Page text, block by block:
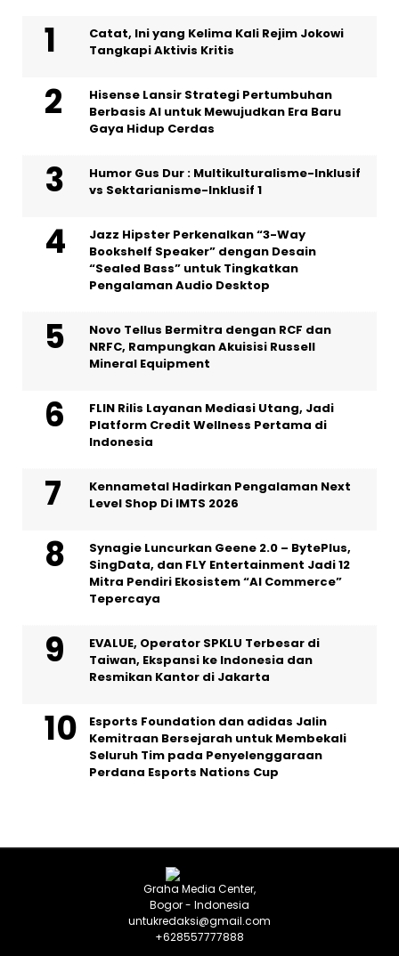
Catat, Ini yang Kelima Kali Rejim Jokowi
Tangkapi Aktivis Kritis
Hisense Lansir Strategi Pertumbuhan
Berbasis AI untuk Mewujudkan Era Baru
Gaya Hidup Cerdas
Humor Gus Dur : Multikulturalisme-Inklusif
vs Sektarianisme-Inklusif 1
Jazz Hipster Perkenalkan “3-Way
Bookshelf Speaker” dengan Desain
“Sealed Bass” untuk Tingkatkan
Pengalaman Audio Desktop
Novo Tellus Bermitra dengan RCF dan
NRFC, Rampungkan Akuisisi Russell
Mineral Equipment
FLIN Rilis Layanan Mediasi Utang, Jadi
Platform Credit Wellness Pertama di
Indonesia
Kennametal Hadirkan Pengalaman Next
Level Shop Di IMTS 2026
Synagie Luncurkan Geene 2.0 – BytePlus,
SingData, dan FLY Entertainment Jadi 12
Mitra Pendiri Ekosistem “AI Commerce”
Tepercaya
EVALUE, Operator SPKLU Terbesar di
Taiwan, Ekspansi ke Indonesia dan
Resmikan Kantor di Jakarta
Esports Foundation dan adidas Jalin
Kemitraan Bersejarah untuk Membekali
Seluruh Tim pada Penyelenggaraan
Perdana Esports Nations Cup
Graha Media Center,
Bogor - Indonesia
untukredaksi@gmail.com
+628557777888